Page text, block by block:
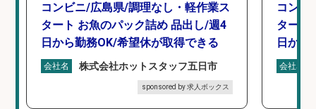
コンビニ/広島県/調理なし・軽作業ス
タート お魚のパック詰め 品出し/週4
日から勤務OK/希望休が取得できる
会社名 株式会社ホットスタッフ五日市
sponsored by 求人ボックス
コンビ
タート
日から
会社名